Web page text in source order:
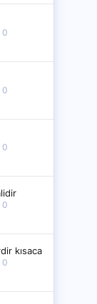
0
0
0
0
kısaca
0